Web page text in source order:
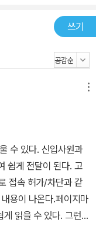
쓰기
수 있다. 신입사원과
쉽게 전달이 된다. 고
접속 허가/차단과 같
용이 나온다.페이지마
읽을 수 있다. 그런데